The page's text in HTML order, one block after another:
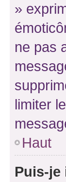
»
ne pas
limiter
Haut
Puis-je